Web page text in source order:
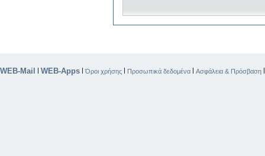
WEB-Mail | WEB-Apps |Όροι χρήσης | Προσωπικά δεδομένα | Ασφάλεια & Πρόσβαση